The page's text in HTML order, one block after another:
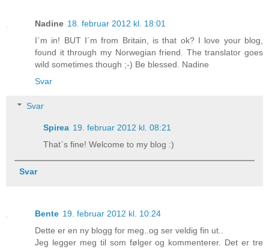
Nadine 18. februar 2012 kl. 18:01
I´m in! BUT I´m from Britain, is that ok? I love your blog,
found it through my Norwegian friend. The translator goes
wild sometimes though ;-) Be blessed. Nadine
Svar
Svar
Spirea 19. februar 2012 kl. 08:21
That`s fine! Welcome to my blog :)
Svar
Bente 19. februar 2012 kl. 10:24
Dette er en ny blogg for meg..og ser veldig fin ut..
Jeg legger meg til som følger og kommenterer. Det er tre